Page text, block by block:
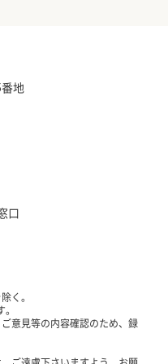
地
口
く。
意見等の内容確認のため、録